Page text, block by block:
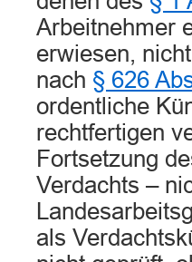
Arbeitnehmer
erwiesen,
nach § 626
ordentliche
rechtfertigen
Fortsetzung
Verdachts –
als